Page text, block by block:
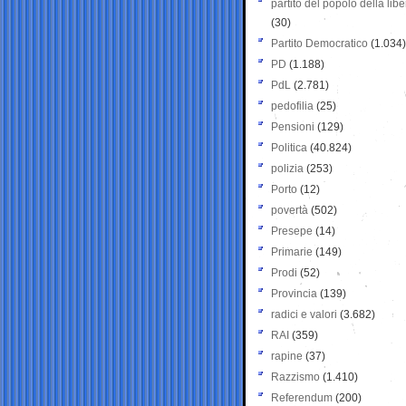
partito del popolo della
(30)
Partito Democratico (1.034)
PD (1.188)
PdL (2.781)
pedofilia (25)
Pensioni (129)
Politica (40.824)
polizia (253)
Porto (12)
povertà (502)
Presepe (14)
Primarie (149)
Prodi (52)
Provincia (139)
radici e valori (3.682)
RAI (359)
rapine (37)
Razzismo (1.410)
Referendum (200)